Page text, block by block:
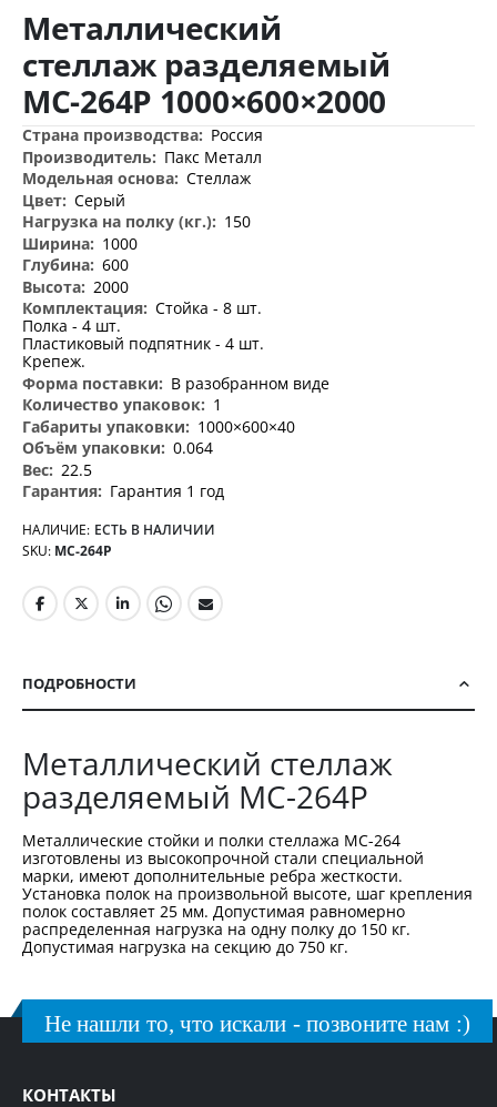
к
началу
изображений
Металлический
стеллаж разделяемый
МС-264Р 1000×600×2000
Дополнительная
информация
Россия
Пакс Металл
Стеллаж
Серый
150
1000
600
2000
Стойка - 8 шт.
Полка - 4 шт.
Пластиковый подпятник - 4 шт.
Крепеж.
В разобранном виде
1
1000×600×40
0.064
22.5
Гарантия 1 год
НАЛИЧИЕ: ЕСТЬ В НАЛИЧИИ
SKU МС-264Р
ПОДРОБНОСТИ
Металлический стеллаж
разделяемый МС-264Р
Металлические стойки и полки стеллажа МС-264
изготовлены из высокопрочной стали специальной
марки, имеют дополнительные ребра жесткости.
Установка полок на произвольной высоте, шаг крепления
полок составляет 25 мм. Допустимая равномерно
распределенная нагрузка на одну полку до 150 кг.
Допустимая нагрузка на секцию до 750 кг.
Не нашли то, что искали - позвоните нам :)
КОНТАКТЫ